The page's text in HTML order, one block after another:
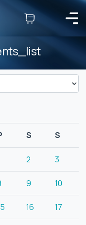
S S
2 3
9 10
16 17